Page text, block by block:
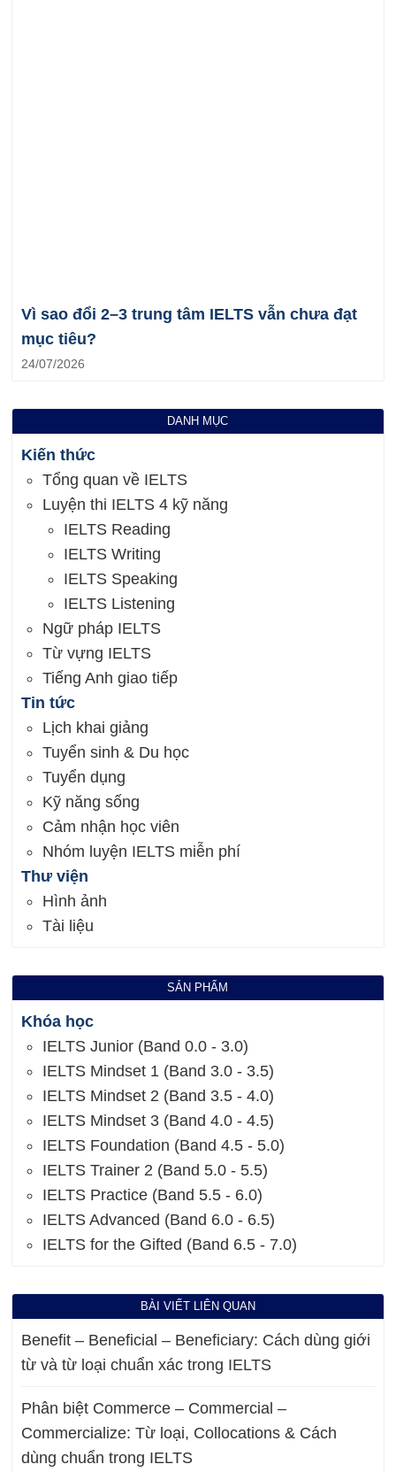
Vì sao đổi 2–3 trung tâm IELTS vẫn chưa đạt
mục tiêu?
24/07/2026
DANH MỤC
Kiến thức
Tổng quan về IELTS
Luyện thi IELTS 4 kỹ năng
IELTS Reading
IELTS Writing
IELTS Speaking
IELTS Listening
Ngữ pháp IELTS
Từ vựng IELTS
Tiếng Anh giao tiếp
Tin tức
Lịch khai giảng
Tuyển sinh & Du học
Tuyển dụng
Kỹ năng sống
Cảm nhận học viên
Nhóm luyện IELTS miễn phí
Thư viện
Hình ảnh
Tài liệu
SẢN PHẨM
Khóa học
IELTS Junior (Band 0.0 - 3.0)
IELTS Mindset 1 (Band 3.0 - 3.5)
IELTS Mindset 2 (Band 3.5 - 4.0)
IELTS Mindset 3 (Band 4.0 - 4.5)
IELTS Foundation (Band 4.5 - 5.0)
IELTS Trainer 2 (Band 5.0 - 5.5)
IELTS Practice (Band 5.5 - 6.0)
IELTS Advanced (Band 6.0 - 6.5)
IELTS for the Gifted (Band 6.5 - 7.0)
BÀI VIẾT LIÊN QUAN
Benefit – Beneficial – Beneficiary: Cách dùng giới
từ và từ loại chuẩn xác trong IELTS
Phân biệt Commerce – Commercial –
Commercialize: Từ loại, Collocations & Cách
dùng chuẩn trong IELTS